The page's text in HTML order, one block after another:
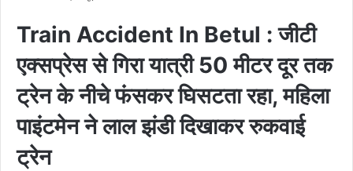
Train Accident In Betul : जीटी
एक्सप्रेस से गिरा यात्री 50 मीटर दूर तक
ट्रेन के नीचे फंसकर घिसटता रहा, महिला
पाइंटमेन ने लाल झंडी दिखाकर रुकवाई
ट्रेन